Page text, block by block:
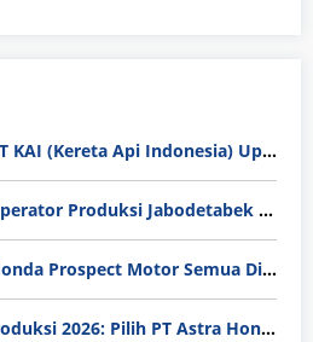
Gaji Karyawan PT KAI (Kereta Api Indonesia) Update 2025
Rata-Rata Gaji Operator Produksi Jabodetabek 2025: Bedah Tuntas UMK, Lemburan, dan Realita Hidup Buruh
Gaji Karyawan Honda Prospect Motor Semua Divisi
Gaji Operator Produksi 2026: Pilih PT Astra Honda Motor (AHM) atau Manufaktur di Jepang?